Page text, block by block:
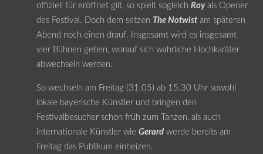
offiziell für eröffnet gilt, so spielt sogleich Royals Opener
des Festival. Doch dem setzen The Notwistam späteren
Abend noch einen drauf. Insgesamt wird es insgesamt
vier Bühnen geben, worauf sich wahrliche Hochkaräter
abwechseln werden.
So wechseln am Freitag (31.05) ab 15.30 Uhr sowohl
lokale bayerische Künstler und bringen den
Festivalbesucher schon früh zum Tanzen, als auch
internationale Künstler wie Gerardwerde bereits am
Freitag das Publikum einheizen.